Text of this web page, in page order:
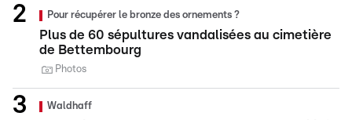
Pour récupérer le bronze des ornements ?
Plus de 60 sépultures vandalisées au cimetière
de Bettembourg
Photos
Waldhaff